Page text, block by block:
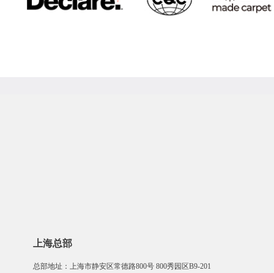
上海总部
总部地址：上海市静安区常德路800号 800秀园区B9-201